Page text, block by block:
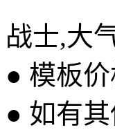
战士,大
● 模板
● 如有